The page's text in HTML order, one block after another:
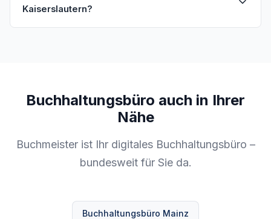
Kaiserslautern?
Buchhaltungsbüro auch in Ihrer
Nähe
Buchmeister ist Ihr digitales Buchhaltungsbüro –
bundesweit für Sie da.
Buchhaltungsbüro Mainz